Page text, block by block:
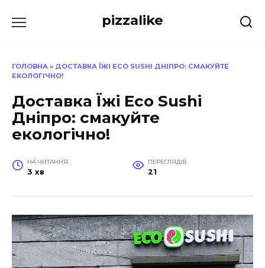
до
pizzalike
ГОЛОВНА » ДОСТАВКА ЇЖІ ECO SUSHI ДНІПРО: СМАКУЙТЕ
ЕКОЛОГІЧНО!
Доставка Їжі Eco Sushi
Дніпро: смакуйте
екологічно!
НА ЧИТАННЯ
3 хв
ПЕРЕГЛЯДІВ
21